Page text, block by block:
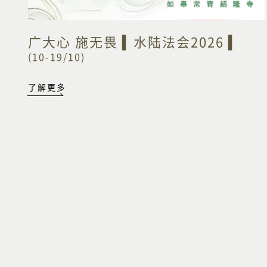
广大心 施无畏 ▍水陆法会2026 ▍
(10-19/10)
了解更多